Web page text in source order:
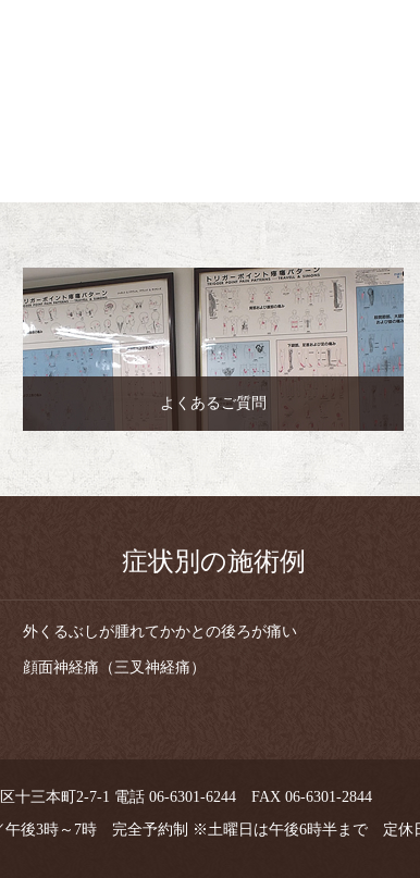
よくあるご質問
症状別の施術例
外くるぶしが腫れてかかとの後ろが痛い
顔面神経痛（三叉神経痛）
十三本町2-7-1 電話 06-6301-6244 FAX 06-6301-2844
午後3時～7時 完全予約制 ※土曜日は午後6時半まで 定休